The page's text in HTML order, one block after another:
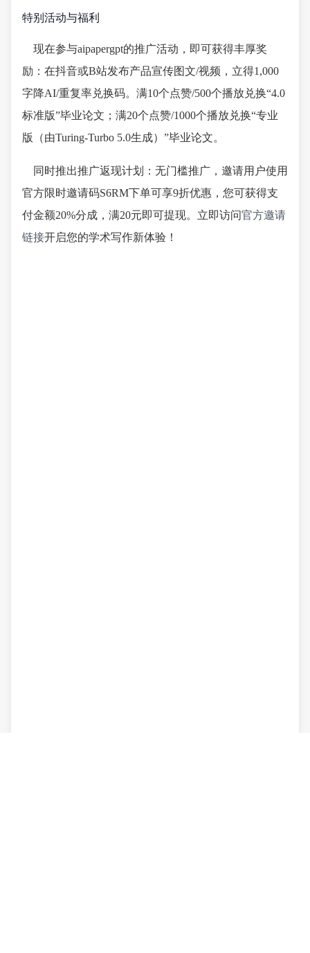
特别活动与福利
现在参与aipapergpt的推广活动，即可获得丰厚奖
励：在抖音或B站发布产品宣传图文/视频，立得1,000
字降AI/重复率兑换码。满10个点赞/500个播放兑换“4.0
标准版”毕业论文；满20个点赞/1000个播放兑换“专业
版（由Turing-Turbo 5.0生成）”毕业论文。
同时推出推广返现计划：无门槛推广，邀请用户使用
官方限时邀请码S6RM下单可享9折优惠，您可获得支
付金额20%分成，满20元即可提现。立即访问官方邀请
链接开启您的学术写作新体验！